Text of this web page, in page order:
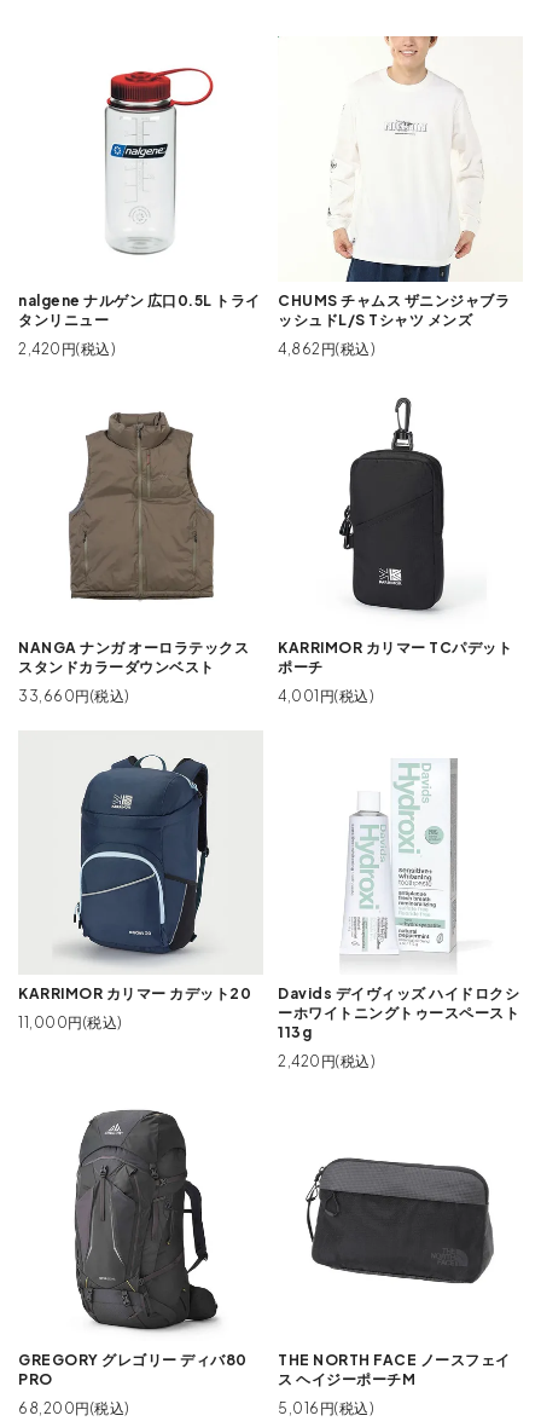
nalgene ナルゲン 広口0.5L トライ
タンリニュー
2,420円(税込)
CHUMS チャムス ザニンジャブラ
ッシュドL/S Tシャツ メンズ
4,862円(税込)
NANGA ナンガ オーロラテックス
スタンドカラーダウンベスト
33,660円(税込)
KARRIMOR カリマー TCパデット
ポーチ
4,001円(税込)
KARRIMOR カリマー カデット20
11,000円(税込)
Davids デイヴィッズ ハイドロクシ
ーホワイトニングトゥースペースト
113g
2,420円(税込)
GREGORY グレゴリー ディバ80
PRO
68,200円(税込)
THE NORTH FACE ノースフェイ
ス ヘイジーポーチM
5,016円(税込)